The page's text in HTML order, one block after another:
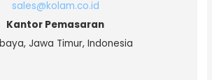
sales@kolam.co.id
Kantor Pemasaran
Jawa Timur, Indonesia